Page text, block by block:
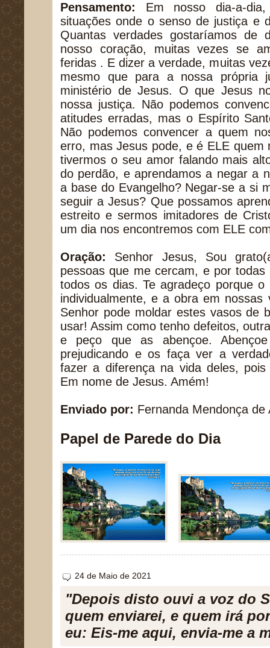
Pensamento: Em nosso dia-a-
situações onde o senso de justiça e
Quantas verdades gostaríamos de
nosso coração, muitas vezes se
feridas . E dizer a verdade, muitas
mesmo que para a nossa própria
ministério de Jesus. O que Jesus
nossa justiça. Não podemos
atitudes erradas, mas o Espírito
Não podemos convencer a quem
erro, mas Jesus pode, e é ELE quem
tivermos o seu amor falando mais
do perdão, e aprendamos a negar a
a base do Evangelho? Negar-se a si
seguir a Jesus? Que possamos
estreito e sermos imitadores de
um dia nos encontremos com ELE
Oração: Senhor Jesus, Sou
pessoas que me cercam, e por
todos os dias. Te agradeço porque
individualmente, e a obra em
Senhor pode moldar estes vasos de
usar! Assim como tenho defeitos,
e peço que as abençoe.
prejudicando e os faça ver a
fazer a diferença na vida deles,
Em nome de Jesus. Amém!
Enviado por: Fernanda Mendonça de
Papel de Parede do Dia
24 de Maio de 2021
"Depois disto ouvi a voz do
quem enviarei, e quem irá
eu: Eis-me aqui, envia-me a